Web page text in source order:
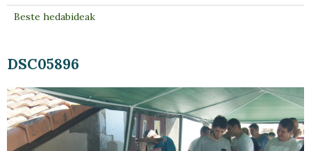
DSC05896
Beste hedabideak